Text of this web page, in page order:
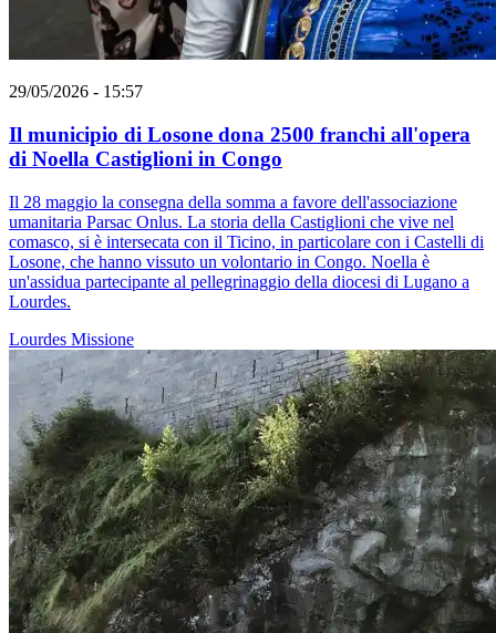
29/05/2026 - 15:57
Il municipio di Losone dona 2500 franchi all'opera
di Noella Castiglioni in Congo
Il 28 maggio la consegna della somma a favore dell'associazione
umanitaria Parsac Onlus. La storia della Castiglioni che vive nel
comasco, si è intersecata con il Ticino, in particolare con i Castelli di
Losone, che hanno vissuto un volontario in Congo. Noella è
un'assidua partecipante al pellegrinaggio della diocesi di Lugano a
Lourdes.
Lourdes Missione